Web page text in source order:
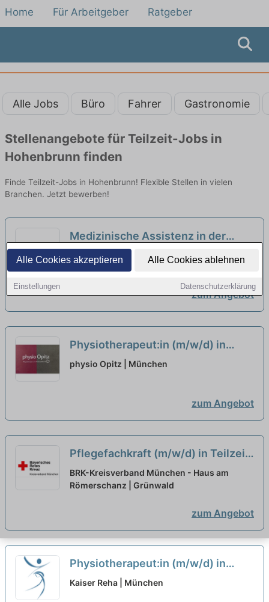
Alle Cookies akzeptieren Alle Cookies ablehnen
Einstellungen Datenschutzerklärung
Home Für Arbeitgeber Ratgeber
Alle Jobs Büro Fahrer Gastronomie
Stellenangebote für Teilzeit-Jobs in
Hohenbrunn finden
Finde Teilzeit-Jobs in Hohenbrunn! Flexible Stellen in vielen
Branchen. Jetzt bewerben!
Medizinische Assistenz in der
Arbeitsmedizin (m/w/d) in
unbefristeter Voll- oder
neu
BEST Medical Solutions GmbH | München
zum Angebot
Physiotherapeut:in (m/w/d) in
Teilzeit (20-25 Stunden/Woche) –
physio Opitz | München
zum Angebot
Pflegefachkraft (m/w/d) in Teilzeit
- Mit Herz dabei! neu
BRK-Kreisverband München - Haus am
Römerschanz | Grünwald
zum Angebot
Physiotherapeut:in (m/w/d) in
Teilzeit (20-30 Wochenstunden) –
Kaiser Reha | München